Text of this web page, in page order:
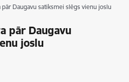
Daugavu satiksmei slēgs vienu joslu
pār Daugavu
joslu